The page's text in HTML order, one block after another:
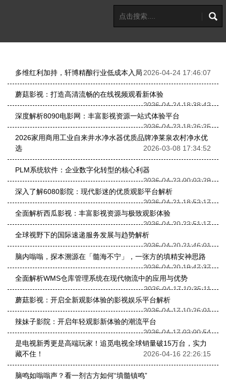
多维红利加持，轩博精酿行业低成本入局 2026-04-24 17:46:07
蘑菇影视：打造高清流畅的在线视频观看新体验
2026-04-24 18:38:42
深度解析8090电影网：丰富影视资源一站式体验平台
2026-04-23 18:26:25
2026家用商用工业自来井水净水器优质品牌净莱泉农村净水优
选
2026-03-08 17:34:52
PLM系统软件：企业数字化转型的核心利器
2026-04-22 00:02:29
深入了解6080影院：现代影迷的优质观影平台解析
2026-04-21 18:52:17
全面解析西瓜影视：丰富影视资源与极致观影体验
2026-04-20 22:51:17
全球视野下的国际速递服务发展与趋势解析
2026-04-20 21:46:01
脑内嗡嗡，探本溯源在「髓海不宁」，一张方的填精安神思路
2026-04-20 19:47:37
全面解析WMS仓库管理系统在现代物流中的应用与优势
2026-04-17 10:35:11
蘑菇影视：开启全新观影体验的影视娱乐平台解析
2026-04-17 10:26:01
辣妹子影院：开启年轻观影新体验的潮流平台
2026-04-17 02:00:54
是电视新秀更是高端玩家！追觅电视全球销量破15万台，实力
藏不住！
2026-04-16 22:26:15
脑鸣如嗡嗡声？看一剂古方如何“填髓镇鸣”